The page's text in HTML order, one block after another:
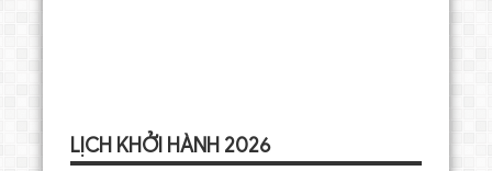
LỊCH KHỞI HÀNH 2026